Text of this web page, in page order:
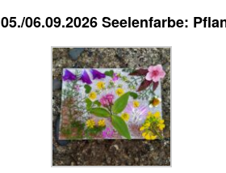
05./06.09.2026 Seelenfarbe: